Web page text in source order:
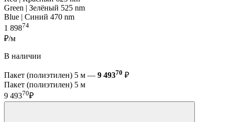
Green | Зелёный 525 nm
Blue | Синий 470 nm
1 89874
₽/м
В наличии
Пакет (полиэтилен) 5 м — 9 49370 ₽
Пакет (полиэтилен) 5 м
9 49370₽